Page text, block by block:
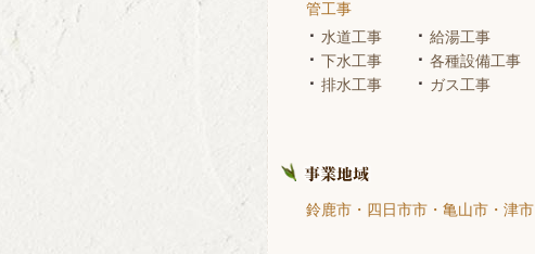
管工事
水道工事
下水工事
排水工事
給湯工事
各種設備工事
ガス工事
鈴鹿市・四日市市・亀山市・津市